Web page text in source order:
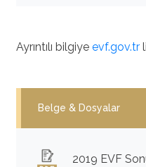
Ayrıntılı bilgiye evf.gov.tr
Belge & Dosyalar
2019 EVF